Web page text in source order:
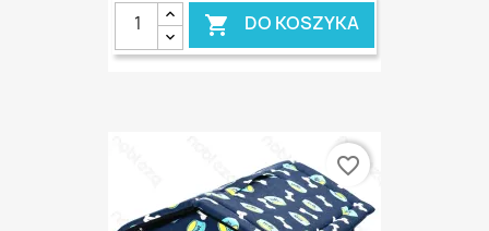
 DO KOSZYKA
favorite_border